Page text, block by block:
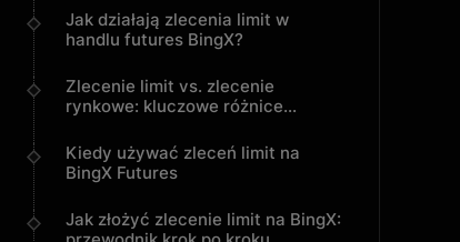
Jak działają zlecenia limit w
handlu futures BingX?
Zlecenie limit vs. zlecenie
rynkowe: kluczowe różnice
Kiedy używać zleceń limit na
BingX Futures
Jak złożyć zlecenie limit na BingX: